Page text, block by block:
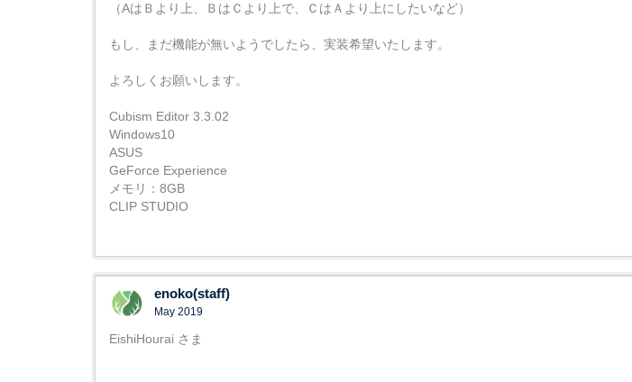
（AはＢより上、ＢはＣより上で、ＣはＡより上にしたいなど）
もし、まだ機能が無いようでしたら、実装希望いたします。
よろしくお願いします。
Cubism Editor 3.3.02
Windows10
ASUS
GeForce Experience
メモリ：8GB
CLIP STUDIO
enoko(staff)
May 2019
EishiHourai さま